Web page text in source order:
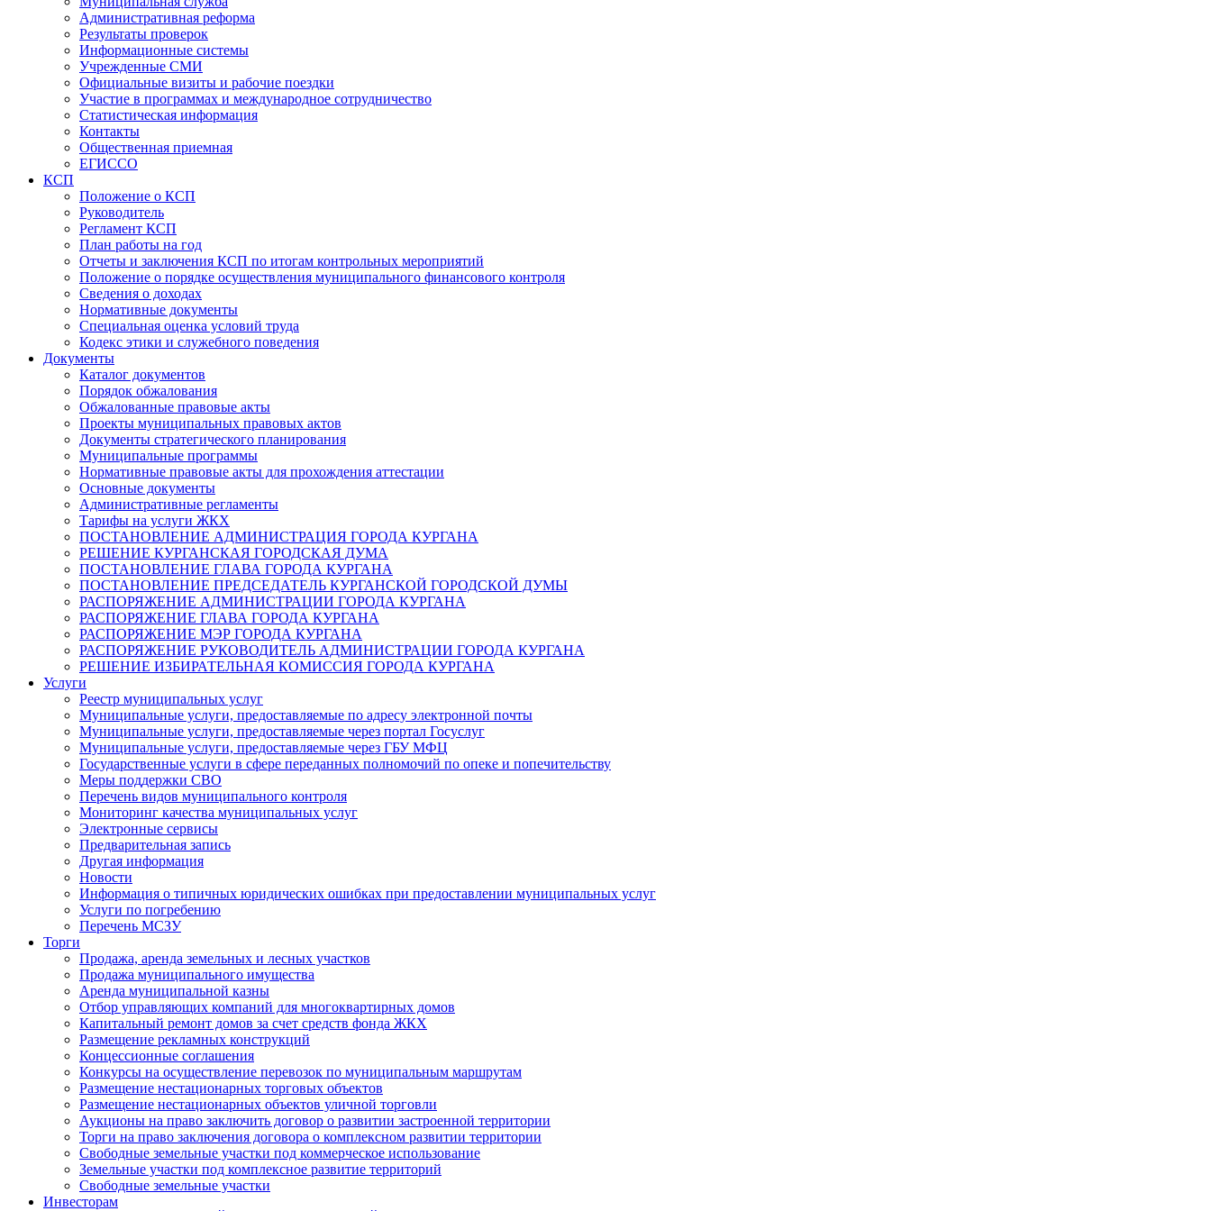
Административная реформа
Результаты проверок
Информационные системы
Учрежденные СМИ
Официальные визиты и рабочие поездки
Участие в программах и международное сотрудничество
Статистическая информация
Контакты
Общественная приемная
ЕГИССО
КСП
Положение о КСП
Руководитель
Регламент КСП
План работы на год
Отчеты и заключения КСП по итогам контрольных мероприятий
Положение о порядке осуществления муниципального финансового контроля
Сведения о доходах
Нормативные документы
Специальная оценка условий труда
Кодекс этики и служебного поведения
Документы
Каталог документов
Порядок обжалования
Обжалованные правовые акты
Проекты муниципальных правовых актов
Документы стратегического планирования
Муниципальные программы
Нормативные правовые акты для прохождения аттестации
Основные документы
Административные регламенты
Тарифы на услуги ЖКХ
ПОСТАНОВЛЕНИЕ АДМИНИСТРАЦИЯ ГОРОДА КУРГАНА
РЕШЕНИЕ КУРГАНСКАЯ ГОРОДСКАЯ ДУМА
ПОСТАНОВЛЕНИЕ ГЛАВА ГОРОДА КУРГАНА
ПОСТАНОВЛЕНИЕ ПРЕДСЕДАТЕЛЬ КУРГАНСКОЙ ГОРОДСКОЙ ДУМЫ
РАСПОРЯЖЕНИЕ АДМИНИСТРАЦИИ ГОРОДА КУРГАНА
РАСПОРЯЖЕНИЕ ГЛАВА ГОРОДА КУРГАНА
РАСПОРЯЖЕНИЕ МЭР ГОРОДА КУРГАНА
РАСПОРЯЖЕНИЕ РУКОВОДИТЕЛЬ АДМИНИСТРАЦИИ ГОРОДА КУРГАНА
РЕШЕНИЕ ИЗБИРАТЕЛЬНАЯ КОМИССИЯ ГОРОДА КУРГАНА
Услуги
Реестр муниципальных услуг
Муниципальные услуги, предоставляемые по адресу электронной почты
Муниципальные услуги, предоставляемые через портал Госуслуг
Муниципальные услуги, предоставляемые через ГБУ МФЦ
Государственные услуги в сфере переданных полномочий по опеке и попечительству
Меры поддержки СВО
Перечень видов муниципального контроля
Мониторинг качества муниципальных услуг
Электронные сервисы
Предварительная запись
Другая информация
Новости
Информация о типичных юридических ошибках при предоставлении муниципальных услуг
Услуги по погребению
Перечень МСЗУ
Торги
Продажа, аренда земельных и лесных участков
Продажа муниципального имущества
Аренда муниципальной казны
Отбор управляющих компаний для многоквартирных домов
Капитальный ремонт домов за счет средств фонда ЖКХ
Размещение рекламных конструкций
Концессионные соглашения
Конкурсы на осуществление перевозок по муниципальным маршрутам
Размещение нестационарных торговых объектов
Размещение нестационарных объектов уличной торговли
Аукционы на право заключить договор о развитии застроенной территории
Торги на право заключения договора о комплексном развитии территории
Свободные земельные участки под коммерческое использование
Земельные участки под комплексное развитие территорий
Свободные земельные участки
Инвесторам